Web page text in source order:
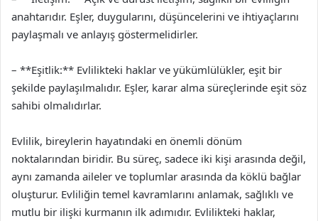
anahtarıdır. Eşler, duygularını, düşüncelerini ve ihtiyaçlarını
paylaşmalı ve anlayış göstermelidirler.
– **Eşitlik:** Evlilikteki haklar ve yükümlülükler, eşit bir
şekilde paylaşılmalıdır. Eşler, karar alma süreçlerinde eşit söz
sahibi olmalıdırlar.
Evlilik, bireylerin hayatındaki en önemli dönüm
noktalarından biridir. Bu süreç, sadece iki kişi arasında değil,
aynı zamanda aileler ve toplumlar arasında da köklü bağlar
oluşturur. Evliliğin temel kavramlarını anlamak, sağlıklı ve
mutlu bir ilişki kurmanın ilk adımıdır. Evlilikteki haklar,